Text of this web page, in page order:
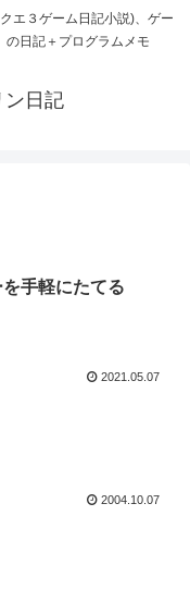
エ３ゲーム日記小説)、ゲー
の日記＋プログラムメモ
ン日記
手軽にたてる
2021.05.07
2004.10.07